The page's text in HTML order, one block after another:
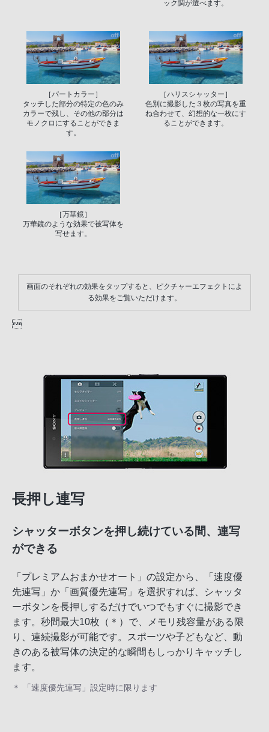
ック調が選べます。
［パートカラー］
タッチした部分の特定の色のみ
カラーで残し、その他の部分は
モノクロにすることができま
す。
［ハリスシャッター］
色別に撮影した３枚の写真を重
ね合わせて、幻想的な一枚にす
ることができます。
［万華鏡］
万華鏡のような効果で被写体を
写せます。
画面のそれぞれの効果をタップすると、ピクチャーエフェクトによ
る効果をご覧いただけます。

長押し連写
シャッターボタンを押し続けている間、連写
ができる
「プレミアムおまかせオート」の設定から、「速度優
先連写」か「画質優先連写」を選択すれば、シャッタ
ーボタンを長押しするだけでいつでもすぐに撮影でき
ます。秒間最大10枚（＊）で、メモリ残容量がある限
り、連続撮影が可能です。スポーツや子どもなど、動
きのある被写体の決定的な瞬間もしっかりキャッチし
ます。
＊ 「速度優先連写」設定時に限ります